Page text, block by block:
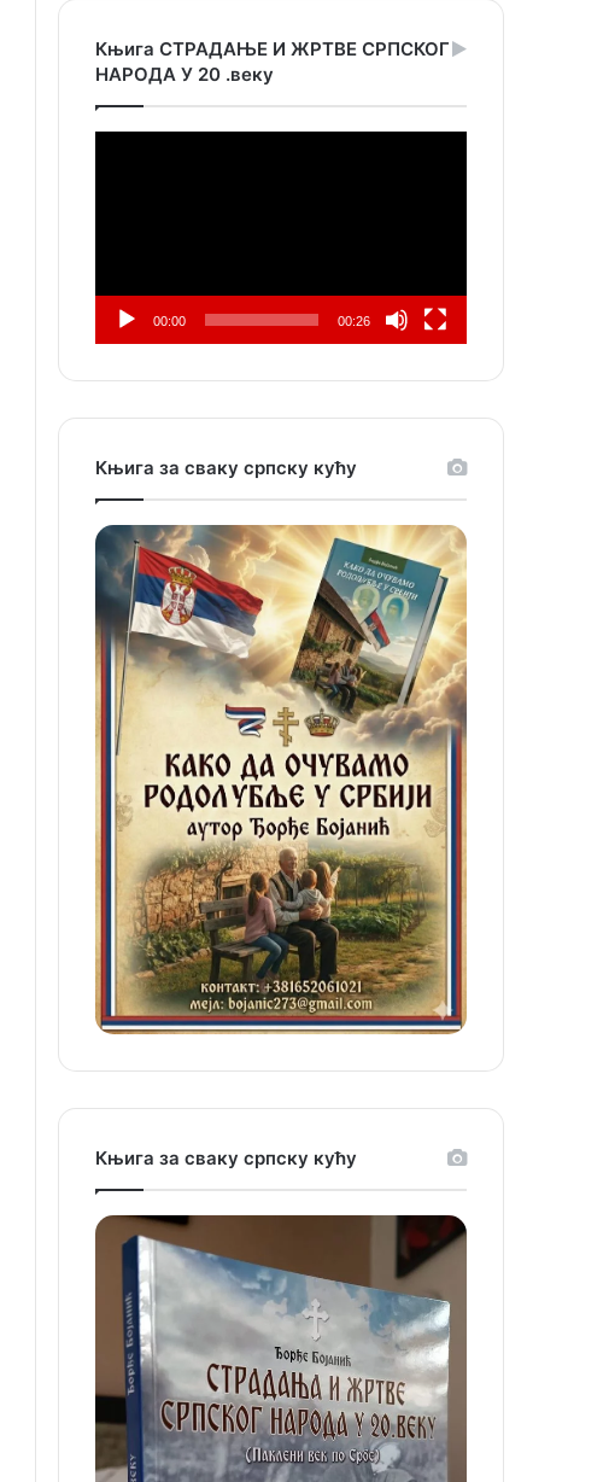
Књига СТРАДАЊЕ И ЖРТВЕ СРПСКОГ
НАРОДА У 20 .веку
00:00 00:26
Књига за сваку српску кућу
Књига за сваку српску кућу